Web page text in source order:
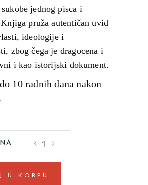
jednog pisca i
pruža autentičan uvid
ideologije i
zbog čega je dragocena i
i kao istorijski dokument.
10 radnih dana nakon
Dobrica
Ćosić
U KORPU